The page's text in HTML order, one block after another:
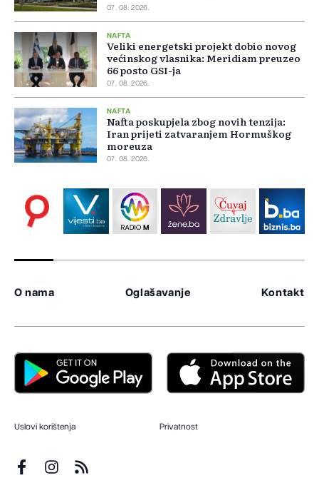
07. 08. 2026.
NAFTA
Veliki energetski projekt dobio novog
većinskog vlasnika: Meridiam preuzeo
66 posto GSI-ja
07. 08. 2026.
NAFTA
Nafta poskupjela zbog novih tenzija:
Iran prijeti zatvaranjem Hormuškog
moreuza
07. 08. 2026.
O nama Oglašavanje Kontakt
Uslovi korištenja Privatnost